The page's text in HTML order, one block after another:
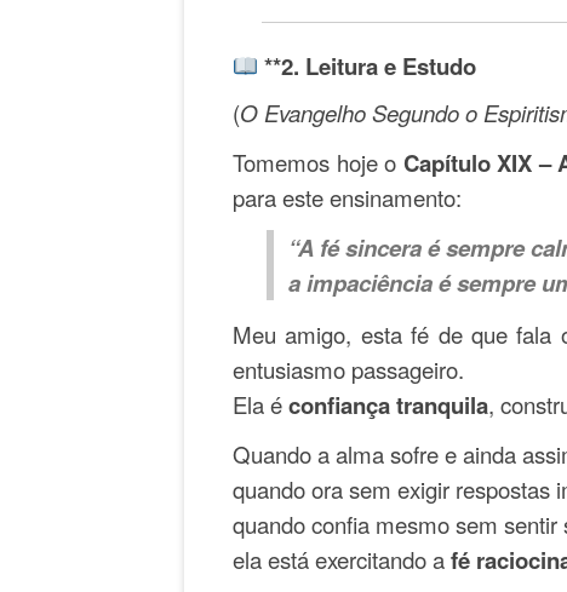
**2. Leitura e Estudo
(O Evangelho Segundo o
Tomemos hoje o Capítulo XIX –
para este ensinamento:
“A fé sincera é sempre
a impaciência é sempre
Meu amigo, esta fé de que fala
entusiasmo passageiro.
Ela éconfiança tranquila,
Quando a alma sofre e ainda
quando ora sem exigir respostas
quando confia mesmo sem sentir
ela está exercitando afé